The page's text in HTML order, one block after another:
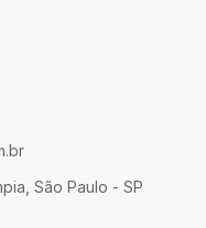
São Paulo - SP